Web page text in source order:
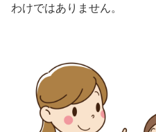
わけではありません。